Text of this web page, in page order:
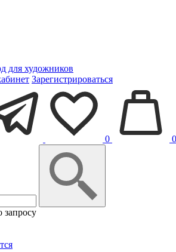
для художников
Зарегистрироваться
0 0
запросу